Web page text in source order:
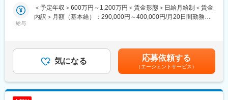
■組織風土
て皆が同じベクトルを向いております。そのため、前向きかつ集
中して業務に臨める環境があります。
・CEO、CTO自らも技術者であり、経営を主導するリーダーと日
一員になって頂きます。
・製品デモンストレーション、使用方法の説明対応
・今後開発予定の自社メディカル製品の動物用医療機器への展開
についてのユーザーニーズ取得活動、動物医療市場の調査、動物
給与
＜予定年収＞600万円～1,200万円＜賃金形態＞日給月給制＜賃金
内訳＞月額（基本給）：290,000円～400,000円/月20日間勤務想
助手当支給（詳細は面接時に確認可能）賃金はあくまでも目安の
金額であり、選考を通じて上下する可能性があります。月給(月額)
は固定手当を含めた表記です。
気になる 応募依頼する
（エージェントサービス）